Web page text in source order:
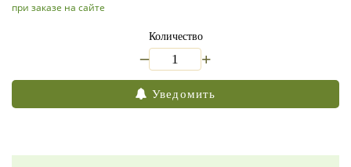
при заказе на сайте
Количество
+
Уведомить